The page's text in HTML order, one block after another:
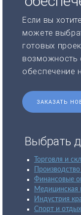
Если вы
можете
готовых
возможность
обеспечение
ЗАКАЗАТЬ
Выбрать
Торговля и
Финансовые
Индустрия
Спорт и отдых